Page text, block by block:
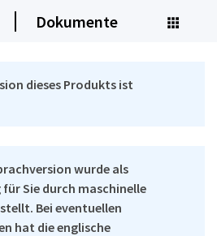
Dokumente
dieses Produkts ist
wurde als
Sie durch maschinelle
Bei eventuellen
hat die englische